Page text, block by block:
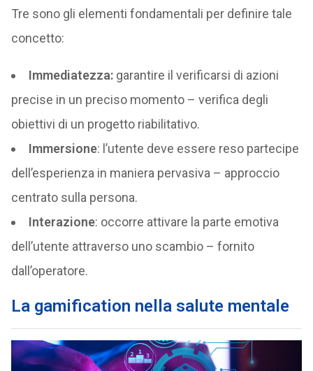
Tre sono gli elementi fondamentali per definire tale
concetto:
Immediatezza: garantire il verificarsi di azioni
precise in un preciso momento – verifica degli
obiettivi di un progetto riabilitativo.
Immersione: l’utente deve essere reso partecipe
dell’esperienza in maniera pervasiva – approccio
centrato sulla persona.
Interazione: occorre attivare la parte emotiva
dell’utente attraverso uno scambio – fornito
dall’operatore.
La gamification nella salute mentale